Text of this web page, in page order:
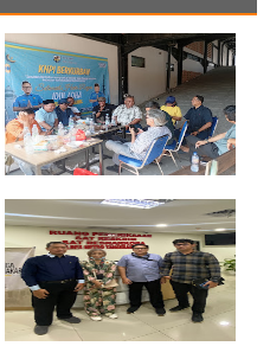
Deviden Anjlok Disorot,
Pemuda Tega[...]